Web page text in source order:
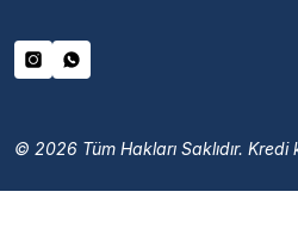
© 2026 Tüm Hakları Saklıdır.